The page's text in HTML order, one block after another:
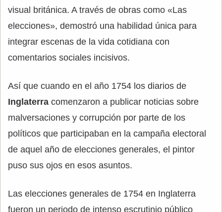
visual británica. A través de obras como «Las
elecciones», demostró una habilidad única para
integrar escenas de la vida cotidiana con
comentarios sociales incisivos.
Así que cuando en el año 1754 los diarios de
Inglaterra comenzaron a publicar noticias sobre
malversaciones y corrupción por parte de los
políticos que participaban en la campaña electoral
de aquel año de elecciones generales, el pintor
puso sus ojos en esos asuntos.
Las elecciones generales de 1754 en Inglaterra
fueron un periodo de intenso escrutinio público